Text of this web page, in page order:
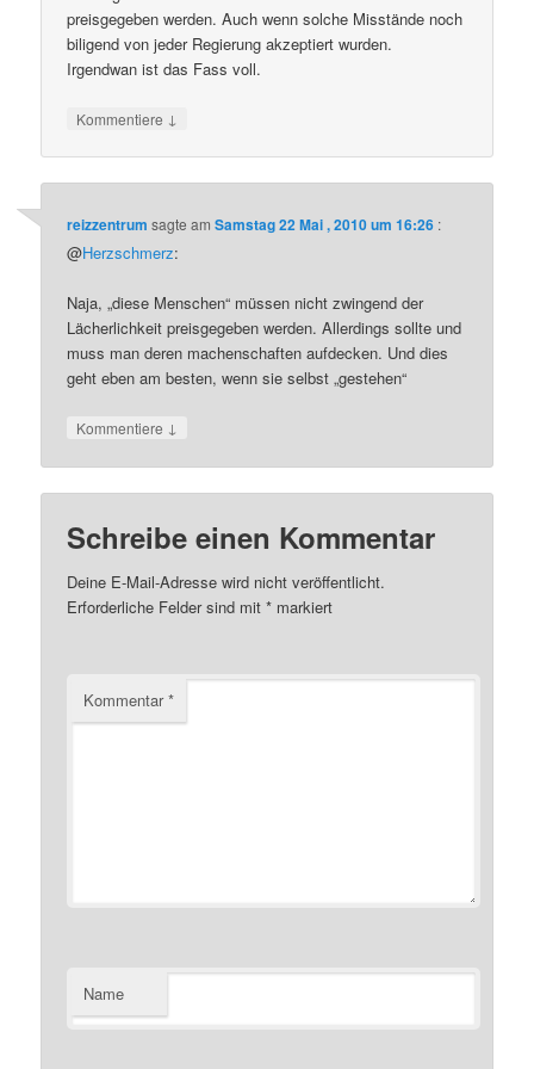
preisgegeben werden. Auch wenn solche Misstände noch
biligend von jeder Regierung akzeptiert wurden.
Irgendwan ist das Fass voll.
Kommentiere ↓
reizzentrum sagte amSamstag 22 Mai , 2010 um 16:26 :
@Herzschmerz:
Naja, „diese Menschen“ müssen nicht zwingend der
Lächerlichkeit preisgegeben werden. Allerdings sollte und
muss man deren machenschaften aufdecken. Und dies
geht eben am besten, wenn sie selbst „gestehen“
Kommentiere ↓
Schreibe einen Kommentar
Deine E-Mail-Adresse wird nicht veröffentlicht.
Erforderliche Felder sind mit* markiert
Kommentar*
Name